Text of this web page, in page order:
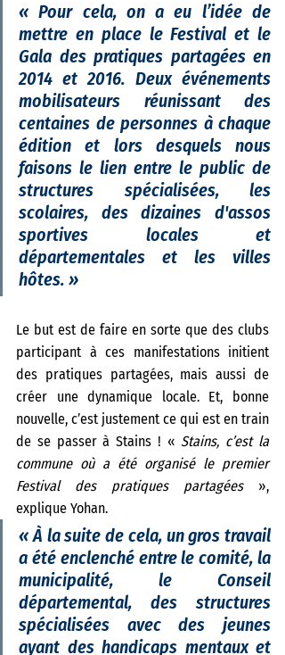
« Pour cela, on a eu l’idée de
mettre en place le Festival et le
Gala des pratiques partagées en
2014 et 2016. Deux événements
mobilisateurs réunissant des
centaines de personnes à chaque
édition et lors desquels nous
faisons le lien entre le public de
structures spécialisées, les
scolaires, des dizaines d'assos
sportives locales et
départementales et les villes
hôtes. »
Le but est de faire en sorte que des clubs
participant à ces manifestations initient
des pratiques partagées, mais aussi de
créer une dynamique locale. Et, bonne
nouvelle, c’est justement ce qui est en train
de se passer à Stains ! « Stains, c’est la
commune où a été organisé le premier
Festival des pratiques partagées »,
explique Yohan.
« À la suite de cela, un gros travail
a été enclenché entre le comité, la
municipalité, le Conseil
départemental, des structures
spécialisées avec des jeunes
ayant des handicaps mentaux et